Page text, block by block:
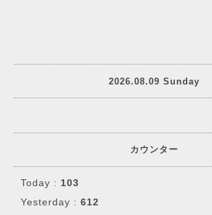
2026.08.09 Sunday
カウンター
Today : 103
Yesterday : 612